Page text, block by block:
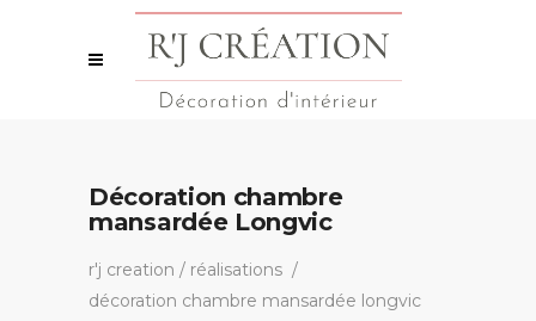
Décoration chambre
mansardée Longvic
r'j creation / réalisations /
décoration chambre mansardée longvic